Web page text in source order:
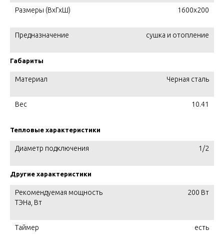
Размеры (ВхГхШ) 1600x200
Предназначение сушка и отопление
Габариты
Материал Черная сталь
Вес 10.41
Тепловые характеристики
Диаметр подключения 1/2
Другие характеристики
Рекомендуемая мощность
ТЭНа, Вт
200 Вт
Таймер есть